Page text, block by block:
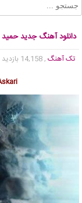
دانلود آهنگ جدید
تک آهنگ , 14,158 بازدید